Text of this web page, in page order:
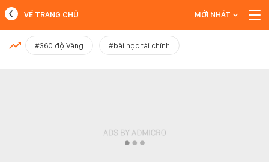
MỚI NHẤT
VỀ TRANG CHỦ MỚI NHẤT
#360 độ Vàng #bài học tài chính